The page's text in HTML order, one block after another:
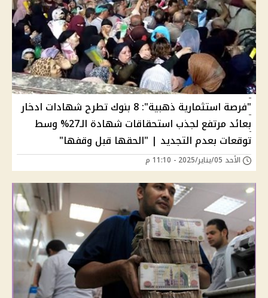
"فرصة استثمارية ذهبية": 8 بنوك تطرح شهادات ادخار
بعائد مرتفع لجذب استحقاقات شهادة الـ27% وسط
توقعات بعدم التجديد | "الحقها قبل وقفها"
الأحد 05/يناير/2025 - 11:10 م